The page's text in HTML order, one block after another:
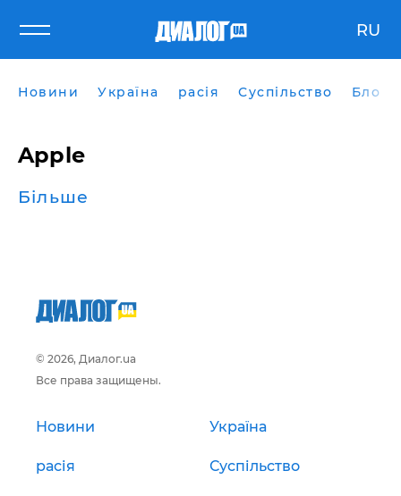
RU
Новини Україна расія Суспільство Блоги
Apple
Більше
© 2026, Диалог.ua
Все права защищены.
Новини Україна
расія Суспільство